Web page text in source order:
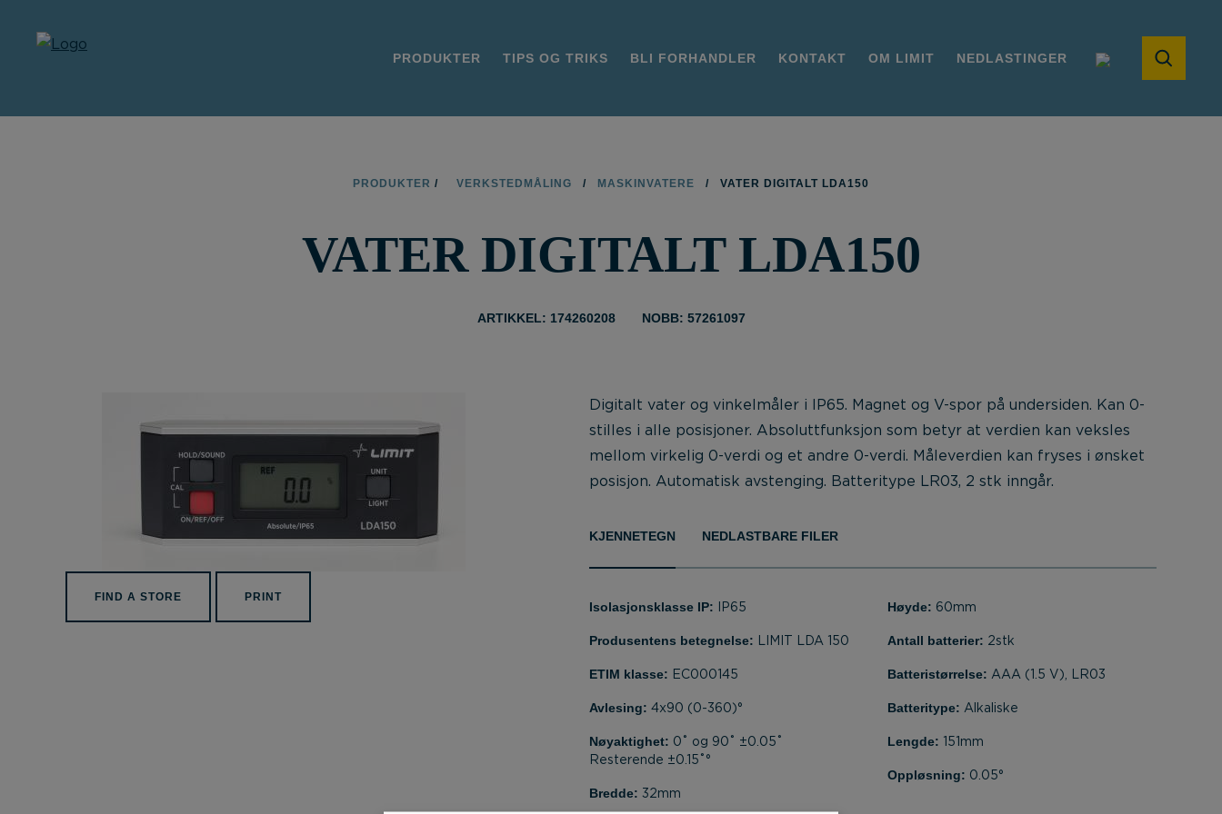
PRODUKTER TIPS OG TRIKS BLI FORHANDLER KONTAKT OM LIMIT NEDLASTINGER
PRODUKTER / VERKSTEDMÅLING / MASKINVATERE / VATER DIGITALT LDA150
VATER DIGITALT LDA150
ARTIKKEL: 174260208 NOBB: 57261097
FIND A STORE PRINT
Digitalt vater og vinkelmåler i IP65. Magnet og V-spor på undersiden. Kan 0-
stilles i alle posisjoner. Absoluttfunksjon som betyr at verdien kan veksles
mellom virkelig 0-verdi og et andre 0-verdi. Måleverdien kan fryses i ønsket
posisjon. Automatisk avstenging. Batteritype LR03, 2 stk inngår.
KJENNETEGN NEDLASTBARE FILER
Isolasjonsklasse IP: IP65
Produsentens betegnelse: LIMIT LDA 150
ETIM klasse: EC000145
Avlesing: 4x90 (0-360)°
Nøyaktighet: 0˚ og 90˚ ±0.05˚
Resterende ±0.15˚°
Bredde: 32mm
Høyde: 60mm
Antall batterier: 2stk
Batteristørrelse: AAA (1.5 V), LR03
Batteritype: Alkaliske
Lengde: 151mm
Oppløsning: 0.05°